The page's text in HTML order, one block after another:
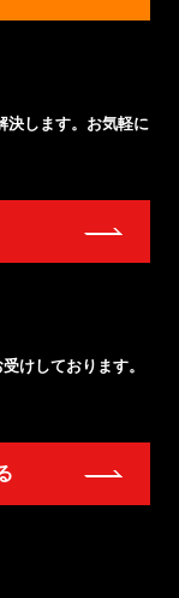
決します。お気軽に
けしております。